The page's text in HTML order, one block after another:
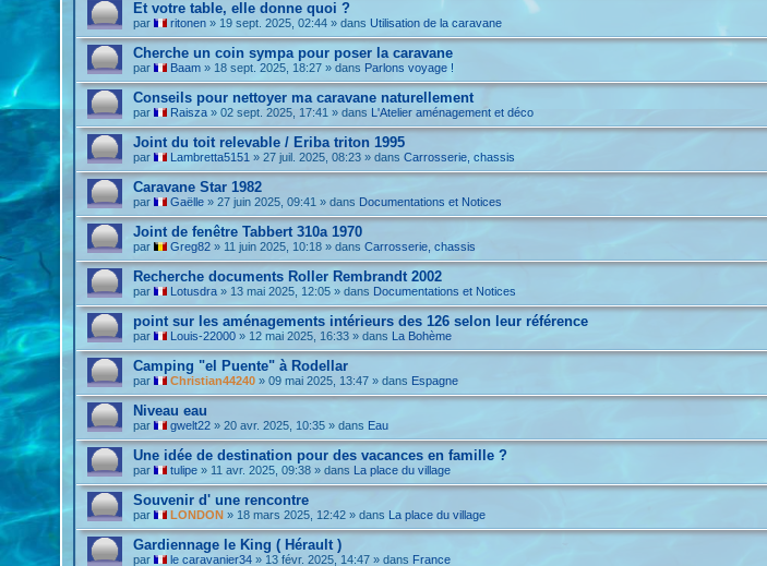
Et votre table, elle donne quoi ?
par ritonen » 19 sept. 2025, 02:44 » dansUtilisation de la caravane
Cherche un coin sympa pour poser la caravane
par Baam » 18 sept. 2025, 18:27 » dans Parlons voyage !
Conseils pour nettoyer ma caravane naturellement
par Raisza »02 sept. 2025, 17:41 » dans L'Atelier aménagement et déco
Joint du toit relevable / Eriba triton 1995
par Lambretta5151 »27 juil. 2025, 08:23 » dansCarrosserie, chassis
Caravane Star 1982
par Gaëlle »27 juin 2025, 09:41 » dans Documentations et Notices
Joint de fenêtre Tabbert 310a 1970
par Greg82 » 11 juin 2025, 10:18 » dansCarrosserie, chassis
Recherche documents Roller Rembrandt 2002
par Lotusdra » 13 mai 2025, 12:05 » dans Documentations et Notices
point sur les aménagements intérieurs des 126 selon leur référence
par Louis-22000 » 12 mai 2025, 16:33 » dans La Bohème
Camping "el Puente" à Rodellar
par Christian44240 »09 mai 2025, 13:47 » dans Espagne
Niveau eau
par gwelt22 »20 avr. 2025, 10:35 » dans Eau
Une idée de destination pour des vacances en famille ?
par tulipe » 11 avr. 2025, 09:38 » dans La place du village
Souvenir d' une rencontre
par LONDON » 18 mars 2025, 12:42 » dans La place du village
Gardiennage le King ( Hérault )
par le caravanier34 » 13 févr. 2025, 14:47 » dans France